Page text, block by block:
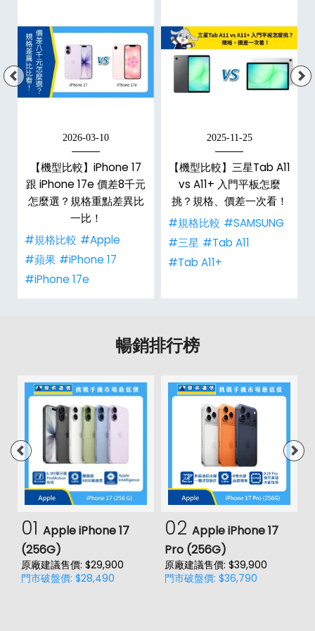
2026-03-10
【機型比較】iPhone 17
跟 iPhone 17e 價差8千元
怎麼選？規格重點差異比
一比！
#規格比較 #Apple
#蘋果 #iPhone 17
#iPhone 17e
2025-11-25
【機型比較】三星Tab A11
vs A11+ 入門平板怎麼
挑？規格、價差一次看！
#規格比較 #SAMSUNG
#三星 #Tab A11
#Tab A11+
暢銷排行榜
01 Apple iPhone 17
(256G)
原廠建議售價: $29,900
門市破盤價: $28,490
02 Apple iPhone 17
Pro (256G)
原廠建議售價: $39,900
門市破盤價: $36,790